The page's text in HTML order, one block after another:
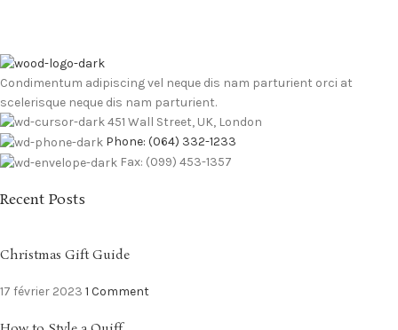
Condimentum adipiscing vel neque dis nam parturient orci at
scelerisque neque dis nam parturient.
451 Wall Street, UK, London
Phone: (064) 332-1233
Fax: (099) 453-1357
Recent Posts
Christmas Gift Guide
17 février 2023 1 Comment